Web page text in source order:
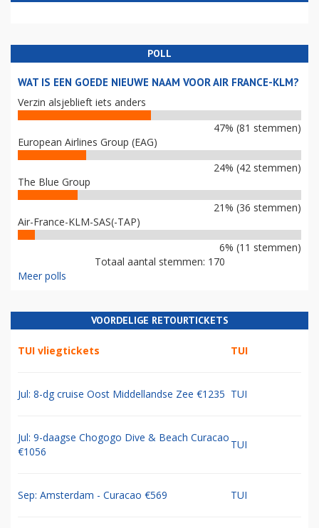
POLL
WAT IS EEN GOEDE NIEUWE NAAM VOOR AIR FRANCE-KLM?
Verzin alsjeblieft iets anders
47% (81 stemmen)
European Airlines Group (EAG)
24% (42 stemmen)
The Blue Group
21% (36 stemmen)
Air-France-KLM-SAS(-TAP)
6% (11 stemmen)
Totaal aantal stemmen: 170
Meer polls
VOORDELIGE RETOURTICKETS
TUI vliegtickets TUI
Jul: 8-dg cruise Oost Middellandse Zee €1235 TUI
Jul: 9-daagse Chogogo Dive & Beach Curacao
€1056
TUI
Sep: Amsterdam - Curacao €569 TUI